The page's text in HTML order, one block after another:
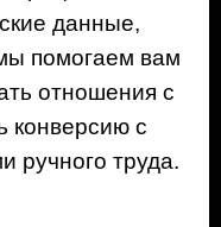
данные,
помогаем вам
отношения с
конверсию с
ручного труда.